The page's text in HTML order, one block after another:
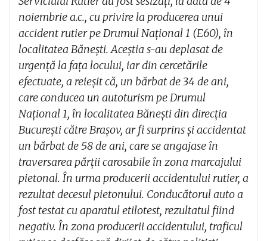
noiembrie a.c., cu privire la producerea unui
accident rutier pe Drumul Național 1 (E60), în
localitatea Bănești. Aceștia s-au deplasat de
urgență la fața locului, iar din cercetările
efectuate, a reieșit că, un bărbat de 34 de ani,
care conducea un autoturism pe Drumul
Național 1, în localitatea Bănești din direcția
București către Brașov, ar fi surprins și accidentat
un bărbat de 58 de ani, care se angajase în
traversarea părții carosabile în zona marcajului
pietonal. În urma producerii accidentului rutier, a
rezultat decesul pietonului. Conducătorul auto a
fost testat cu aparatul etilotest, rezultatul fiind
negativ. În zona producerii accidentului, traficul